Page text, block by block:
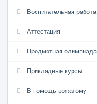
Воспитательная работа
Аттестация
Предметная олимпиада
Прикладные курсы
В помощь вожатому